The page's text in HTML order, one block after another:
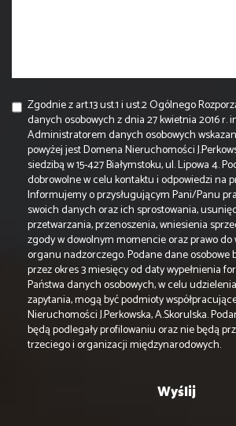
Zgodnie z art.13 ust.1 i ust.2 Ogólnego
danych osobowych z dnia 27 kwietnia 2016 r.
Administratorem danych osobowych
powyżej jest Domena Nieruchomości
siedzibą w 15-427 Białymstoku, ul. Lipowa 4.
dobrowolne w celu kontaktu i odpowiedzi na
Informujemy o przysługującym Pani/Panu
swoich danych oraz ich sprostowania,
przetwarzania, przenoszenia, wniesienia
zgody w dowolnym momencie oraz prawo
organu nadzorczego. Podane dane osobowe
przez okres 3 miesięcy od daty wypełnienia
Państwa danych osobowych, w celu
zapytania, mogą być podmioty
Nieruchomości J.Perkowska, A.Skorulska.
będą podlegały profilowaniu oraz nie będą
trzeciego i organizacji międzynarodowych.